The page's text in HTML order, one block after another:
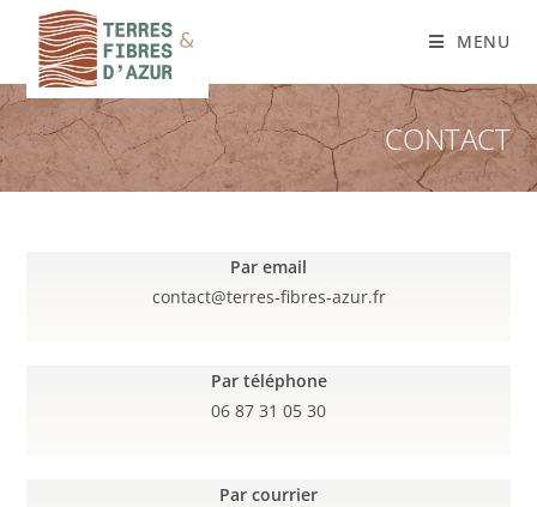
content
MENU
CONTACT
Par email
contact@terres-fibres-azur.fr
Par téléphone
06 87 31 05 30
Par courrier